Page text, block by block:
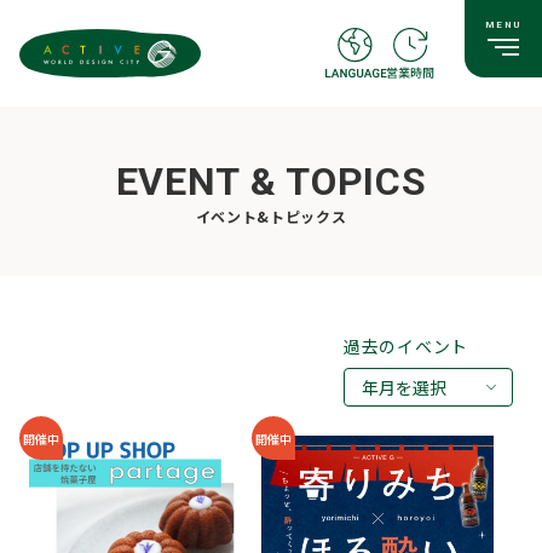
EVENT & TOPICS
イベント&トピックス
過去のイベント
年月を選択
2026年07月
2026年05月
2026年03月
開催中 開催中